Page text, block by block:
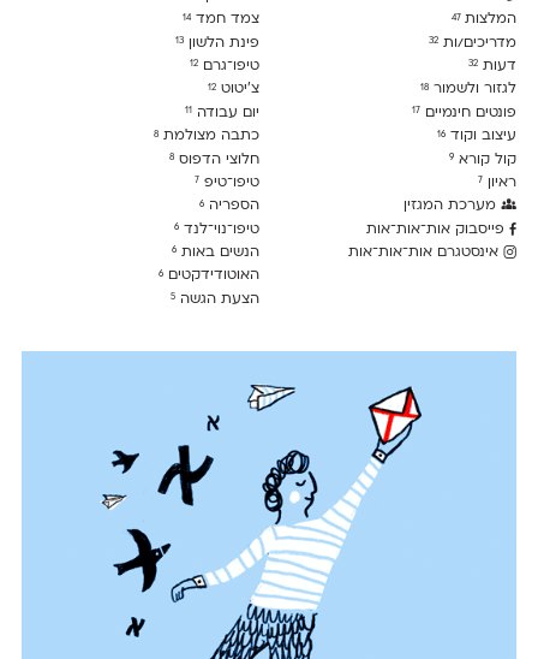
המלצות47
מדריכים/ות 32
דעות 32
לגזור ולשמור 18
פונטים חינמיים 17
עיצוב וקוד 16
קול קורא 9
ראיון 7
מערכת המגזין
פייסבוק אות־אות־אות
אינסטגרם אות־אות־אות
צמד חמד14
פינת הלשון13
טיפו־גרם12
צ׳יטוט12
יום עבודה11
כתבה מצולמת8
חלוצי הדפוס8
טיפו־טיפ7
הספריה6
טיפו־נוי־לנד6
הנשים באות6
האוטודידקטים6
הצעת הגשה5